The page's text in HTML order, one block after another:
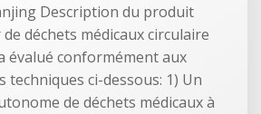
Description du produit
déchets médicaux circulaire
évalué conformément aux
techniques ci-dessous: 1) Un
de déchets médicaux à